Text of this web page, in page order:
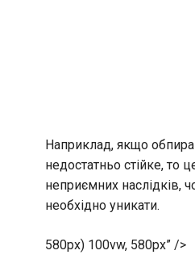
Наприклад, якщо
недостатньо стійке, то
неприємних наслідків,
необхідно уникати.
580px) 100vw, 580px” />